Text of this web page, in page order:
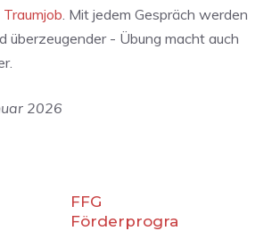
Traumjob. Mit jedem Gespräch werden
überzeugender - Übung macht auch
2026
FFG
Förderprogra